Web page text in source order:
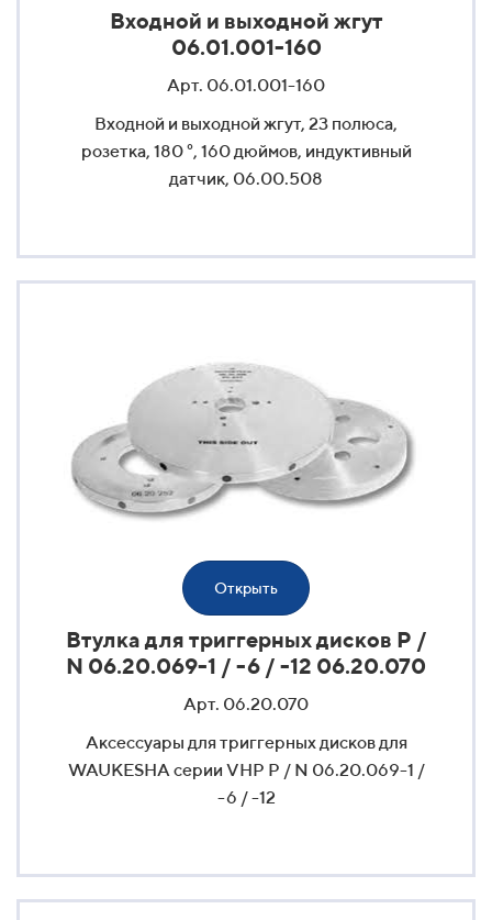
Входной и выходной жгут
06.01.001-160
Арт. 06.01.001-160
Входной и выходной жгут, 23 полюса,
розетка, 180 °, 160 дюймов, индуктивный
датчик, 06.00.508
Открыть
Втулка для триггерных дисков P /
N 06.20.069-1 / -6 / -12 06.20.070
Арт. 06.20.070
Аксессуары для триггерных дисков для
WAUKESHA серии VHP P / N 06.20.069-1 /
-6 / -12